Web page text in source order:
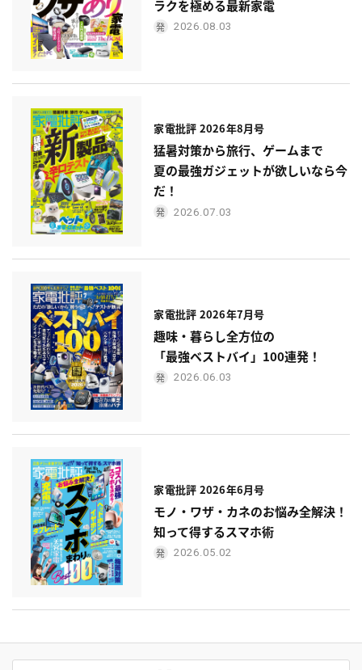
ラクを極める最新家電
2026.08.03
家電批評 2026年8月号
猛暑対策から旅行、ゲームまで
夏の最強ガジェットが欲しいなら今
だ！
2026.07.03
家電批評 2026年7月号
趣味・暮らし全方位の
「最強ベストバイ」100連発！
2026.06.03
家電批評 2026年6月号
モノ・ワザ・カネのお悩み全解決！
知って得するスマホ術
2026.05.02